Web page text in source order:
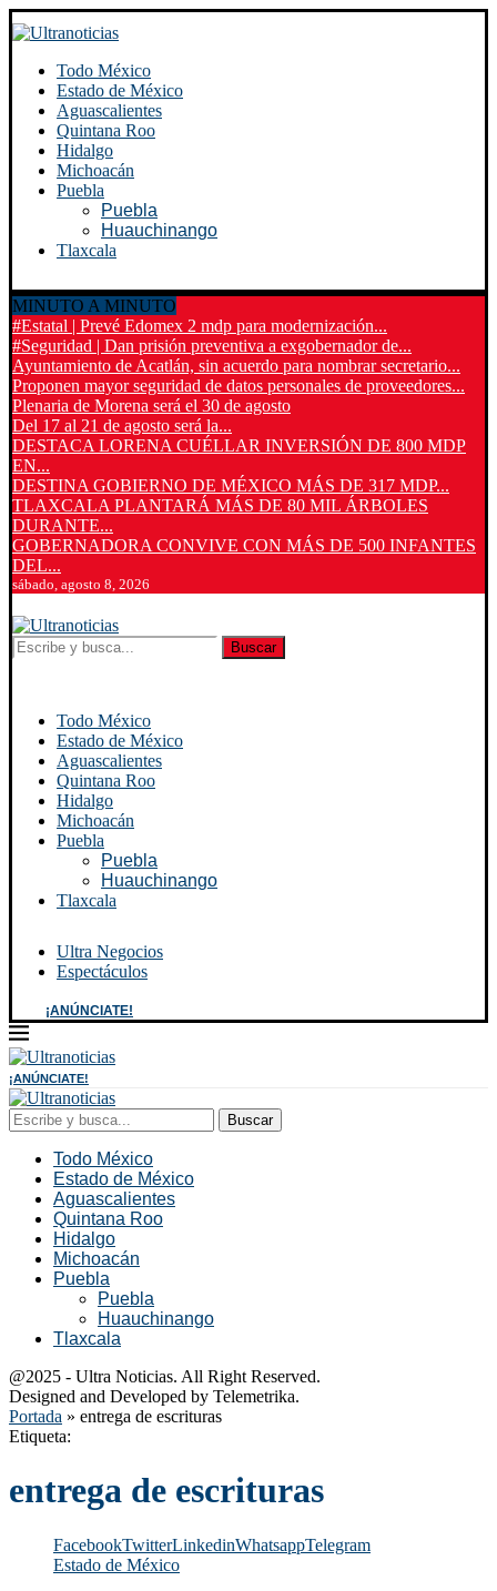
Todo México
Estado de México
Aguascalientes
Quintana Roo
Hidalgo
Michoacán
Puebla
Puebla
Huauchinango
Tlaxcala
MINUTO A MINUTO
#Estatal | Prevé Edomex 2 mdp para modernización...
#Seguridad | Dan prisión preventiva a exgobernador de...
Ayuntamiento de Acatlán, sin acuerdo para nombrar secretario...
Proponen mayor seguridad de datos personales de proveedores...
Plenaria de Morena será el 30 de agosto
Del 17 al 21 de agosto será la...
DESTACA LORENA CUÉLLAR INVERSIÓN DE 800 MDP
EN...
DESTINA GOBIERNO DE MÉXICO MÁS DE 317 MDP...
TLAXCALA PLANTARÁ MÁS DE 80 MIL ÁRBOLES
DURANTE...
GOBERNADORA CONVIVE CON MÁS DE 500 INFANTES
DEL...
sábado, agosto 8, 2026
Buscar
Todo México
Estado de México
Aguascalientes
Quintana Roo
Hidalgo
Michoacán
Puebla
Puebla
Huauchinango
Tlaxcala
Ultra Negocios
Espectáculos
¡ANÚNCIATE!
¡ANÚNCIATE!
Buscar
Todo México
Estado de México
Aguascalientes
Quintana Roo
Hidalgo
Michoacán
Puebla
Puebla
Huauchinango
Tlaxcala
@2025 - Ultra Noticias. All Right Reserved.
Designed and Developed by Telemetrika.
Portada » entrega de escrituras
Etiqueta:
entrega de escrituras
FacebookTwitterLinkedinWhatsappTelegram
Estado de México